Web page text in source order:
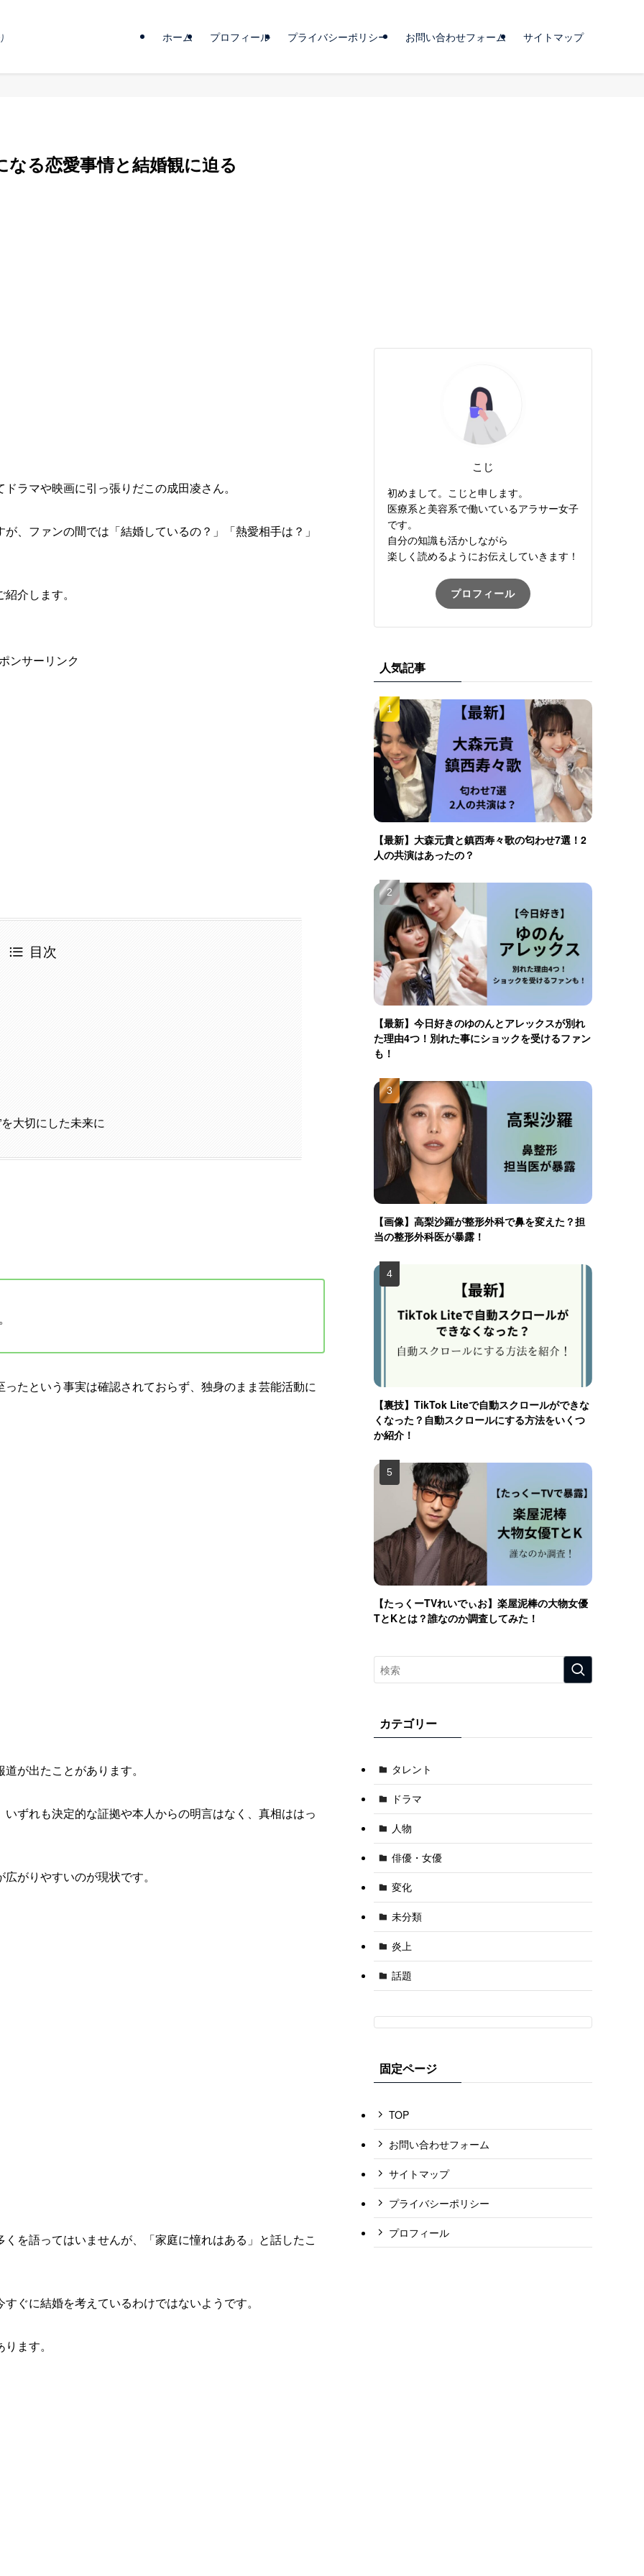
ホーム プロフィール プライバシーポリシー お問い合わせフォーム サイトマップ
る恋愛事情と結婚観に迫る
ラマや映画に引っ張りだこの成田凌さん。
、ファンの間では「結婚しているの？」「熱愛相手は？」
介します。
ンサーリンク
目次
大切にした未来に
たという事実は確認されておらず、独身のまま芸能活動に
が出たことがあります。
ずれも決定的な証拠や本人からの明言はなく、真相ははっ
がりやすいのが現状です。
を語ってはいませんが、「家庭に憧れはある」と話したこ
ぐに結婚を考えているわけではないようです。
ます。
こじ
初めまして。こじと申します。
医療系と美容系で働いているアラサー女子
です。
自分の知識も活かしながら
楽しく読めるようにお伝えしていきます！
プロフィール
人気記事
【最新】大森元貴と鎮西寿々歌の匂わせ7選！2
人の共演はあったの？
【最新】今日好きのゆのんとアレックスが別れ
た理由4つ！別れた事にショックを受けるファン
も！
【画像】高梨沙羅が整形外科で鼻を変えた？担
当の整形外科医が暴露！
【裏技】TikTok Liteで自動スクロールができな
くなった？自動スクロールにする方法をいくつ
か紹介！
【たっくーTVれいでぃお】楽屋泥棒の大物女優
TとKとは？誰なのか調査してみた！
カテゴリー
タレント
ドラマ
人物
俳優・女優
変化
未分類
炎上
話題
固定ページ
TOP
お問い合わせフォーム
サイトマップ
プライバシーポリシー
プロフィール